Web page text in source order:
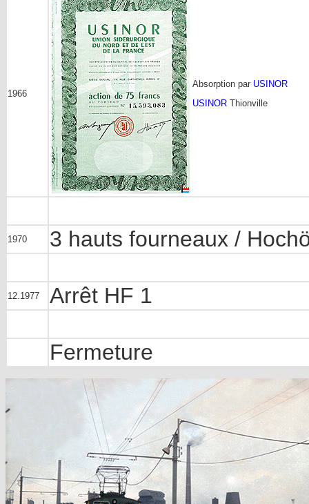
1966
Absorption par USINOR
USINOR Thionville
1970 3 hauts fourneaux /
12.1977 Arrêt HF 1
Fermeture